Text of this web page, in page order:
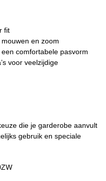
fit
en zoom
comfortabele pasvorm
voor veelzijdige
die je garderobe aanvult
gebruik en speciale